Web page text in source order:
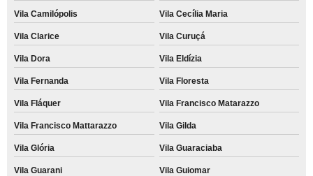
Vila Camilópolis Vila Cecília Maria
Vila Clarice Vila Curuçá
Vila Dora Vila Eldízia
Vila Fernanda Vila Floresta
Vila Fláquer Vila Francisco Matarazzo
Vila Francisco Mattarazzo Vila Gilda
Vila Glória Vila Guaraciaba
Vila Guarani Vila Guiomar